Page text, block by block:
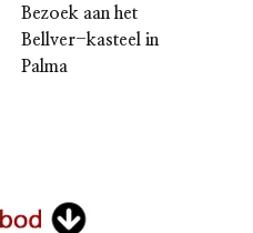
Bezoek aan het
Bellver-kasteel in
Palma